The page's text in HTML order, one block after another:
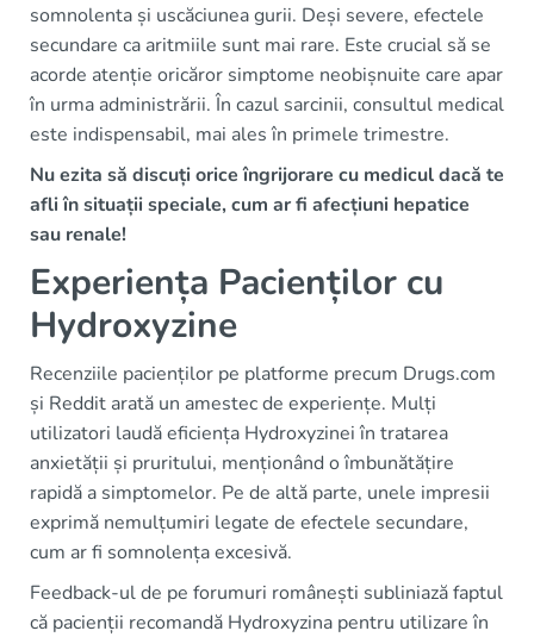
somnolenta și uscăciunea gurii. Deși severe, efectele
secundare ca aritmiile sunt mai rare. Este crucial să se
acorde atenție oricăror simptome neobișnuite care apar
în urma administrării. În cazul sarcinii, consultul medical
este indispensabil, mai ales în primele trimestre.
Nu ezita să discuți orice îngrijorare cu medicul dacă te
afli în situații speciale, cum ar fi afecțiuni hepatice
sau renale!
Experiența Pacienților cu
Hydroxyzine
Recenziile pacienților pe platforme precum Drugs.com
și Reddit arată un amestec de experiențe. Mulți
utilizatori laudă eficiența Hydroxyzinei în tratarea
anxietății și pruritului, menționând o îmbunătățire
rapidă a simptomelor. Pe de altă parte, unele impresii
exprimă nemulțumiri legate de efectele secundare,
cum ar fi somnolența excesivă.
Feedback-ul de pe forumuri românești subliniază faptul
că pacienții recomandă Hydroxyzina pentru utilizare în